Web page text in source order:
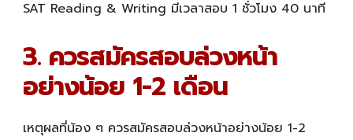
SAT Reading & Writing มีเวลาสอบ 1 ชั่วโมง 40 นาที
3. ควรสมัครสอบล่วงหน้า
อย่างน้อย 1-2 เดือน
เหตุผลที่น้อง ๆ ควรสมัครสอบล่วงหน้าอย่างน้อย 1-2